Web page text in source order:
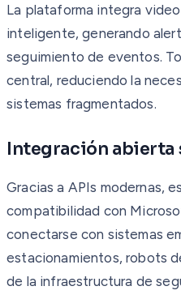
La plataforma integra
inteligente, generando
seguimiento de eventos.
central, reduciendo la
sistemas fragmentados.
Integración abierta
Gracias a APIs modernas,
compatibilidad con
conectarse con sistemas
estacionamientos, robots
de la infraestructura de